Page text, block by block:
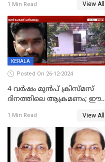
1 Min Read View All
KERALA
Posted On 26-12-2024
4 വർഷം മുൻപ് ക്രിസ്മസ്
ദിനത്തിലെ ആക്രമണം; ഈ
ചോദിക്കാനെത്തി, 2 പേർ
കുത്തേറ്റു മരിച്ചു
1 Min Read View All